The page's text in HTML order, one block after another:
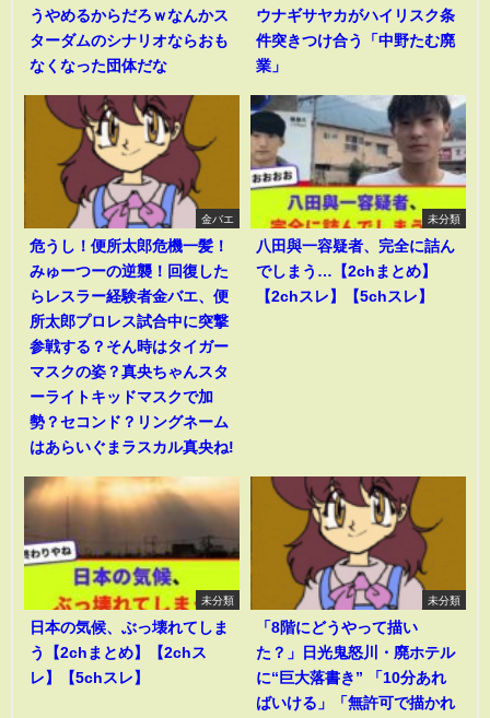
うやめるからだろｗなんかス
ターダムのシナリオならおも
なくなった団体だな
ウナギサヤカがハイリスク条
件突きつけ合う「中野たむ廃
業」
金バエ
危うし！便所太郎危機一髪！
みゅーつーの逆襲！回復した
らレスラー経験者金バエ、便
所太郎プロレス試合中に突撃
参戦する？そん時はタイガー
マスクの姿？真央ちゃんスタ
ーライトキッドマスクで加
勢？セコンド？リングネーム
はあらいぐまラスカル真央ね!
未分類
八田與一容疑者、完全に詰ん
でしまう…【2chまとめ】
【2chスレ】【5chスレ】
未分類
日本の気候、ぶっ壊れてしま
う【2chまとめ】【2chス
レ】【5chスレ】
未分類
「8階にどうやって描い
た？」日光鬼怒川・廃ホテル
に“巨大落書き” 「10分あれ
ばいける」「無許可で描かれ